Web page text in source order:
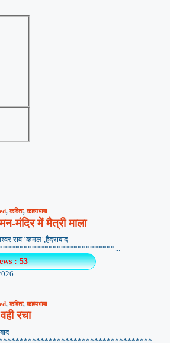
,कविता,काव्यभाषा
मंदिर में मैत्री माला
राव ‘कमल’,हैदराबाद
: 53
,कविता,काव्यभाषा
रचा